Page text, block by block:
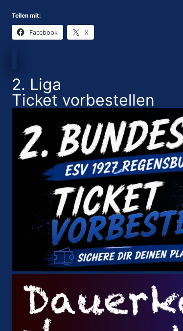
Teilen mit:
Facebook X
2. Liga
Ticket vorbestellen